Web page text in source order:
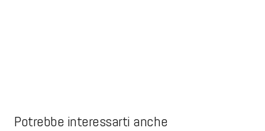
Potrebbe interessarti anche